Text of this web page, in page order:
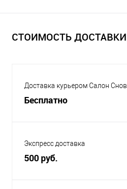
СТОИМОСТЬ ДОСТАВКИ
Доставка курьером Салон Снов
Бесплатно
Экспресс доставка
500 руб.